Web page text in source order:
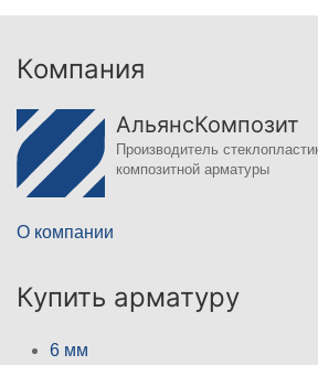
Компания
АльянсКомпозит
Производитель
композитной арматуры
О компании
Купить арматуру
6 мм